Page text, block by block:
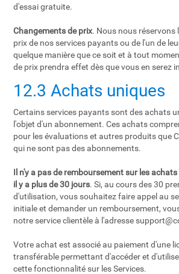
d'essai gratuite.
Changements de prix. Nous nous réservons
prix de nos services payants ou de l'un de
quelque manière que ce soit et à tout
de prix prendra effet dès que vous en serez
12.3 Achats uniques
Certains services payants sont des achats
l'objet d'un abonnement. Ces achats
pour les évaluations et autres produits que
qui ne sont pas des abonnements.
Il n'y a pas de remboursement sur les
il y a plus de 30 jours. Si, au cours des 30
d'utilisation, vous souhaitez faire appel au
initiale et demander un remboursement,
notre service clientèle à l'adresse
Votre achat est associé au paiement d'une
transférable permettant d'accéder et
cette fonctionnalité sur les Services.